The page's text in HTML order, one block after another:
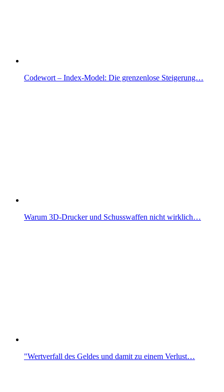
Codewort – Index-Model: Die grenzenlose Steigerung…
Warum 3D-Drucker und Schusswaffen nicht wirklich…
"Wertverfall des Geldes und damit zu einem Verlust…